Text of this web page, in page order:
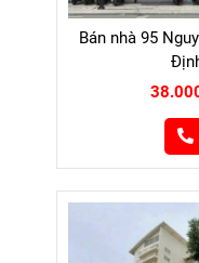
Bán nhà 95